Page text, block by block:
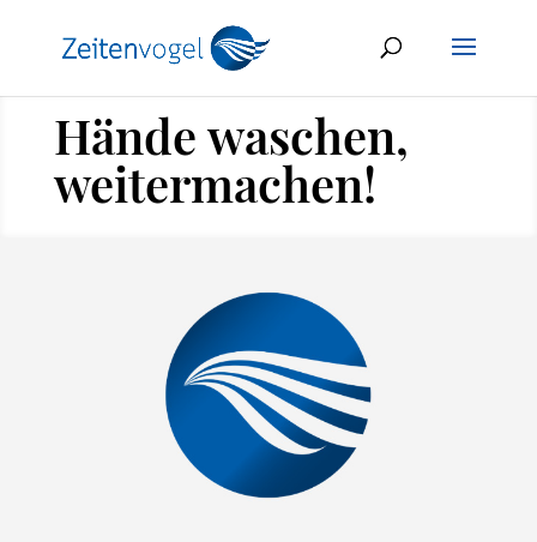
Hände waschen,
weitermachen!